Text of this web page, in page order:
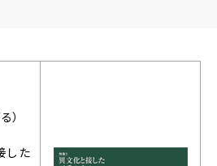
）
した